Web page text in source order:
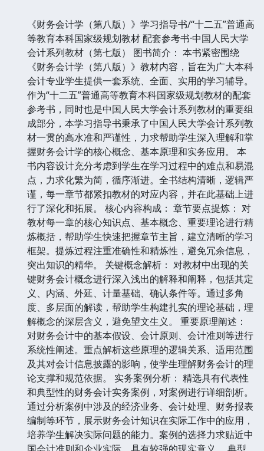
《财务会计学（第八版）》学习指导书/“十二五”普通高
等教育本科国家级规划教材 配套参考书·中国人民大学
会计系列教材（第七版） 图书简介： 本书紧密围绕
《财务会计学（第八版）》教材内容，旨在为广大本科
会计专业学生提供一套系统、全面、实用的学习辅导。
作为“十二五”普通高等教育本科国家级规划教材的配套
参考书，同时也是中国人民大学会计系列教材的重要组
成部分，本学习指导书秉承了中国人民大学会计系列教
材一贯的高水准和严谨性，力求帮助学生深入理解和掌
握财务会计学的核心概念、基本原理和实务应用。 本
书内容设计充分考虑到学生在学习过程中的难点和易混
点，力求化繁为简，循序渐进。全书结构清晰，逻辑严
谨，每一章节都紧扣教材的对应内容，并在此基础上进
行了深化和拓展。 核心内容构成： 章节要点提炼： 对
教材每一章的核心知识点、基本概念、重要理论进行精
炼概括，帮助学生快速把握章节主旨，建立清晰的学习
框架。提炼过程注重准确性和精炼性，避免冗余信息，
突出知识的精华。 关键概念解析： 对教材中出现的关
键财务会计概念进行深入浅出的解释和阐释，包括其定
义、内涵、外延、计量基础、确认条件等。通过多角
度、多层面的解读，帮助学生构建扎实的理论基础，理
解概念的深层含义，避免望文生义。 重要原理阐述：
对财务会计中的基本假设、会计原则、会计准则等进行
系统性阐述。重点解析这些原理的逻辑关系、适用范围
及其对会计信息披露的影响，使学生理解财务会计的理
论支撑和规范依据。 实务案例分析： 精选具有代表性
和典型性的财务会计实务案例，对案例进行详细剖析。
通过分析案例中涉及的经济业务、会计处理、财务报表
编制等环节，展示财务会计知识在实际工作中的应用，
培养学生解决实际问题的能力。案例的选择力求贴近中